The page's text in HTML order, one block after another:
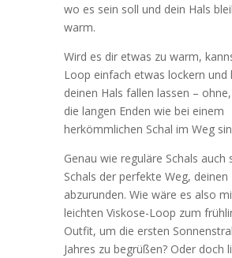
wo es sein soll und dein Hals
warm.
Wird es dir etwas zu warm,
Loop einfach etwas lockern und
deinen Hals fallen lassen –
die langen Enden wie bei einem
herkömmlichen Schal im Weg
Genau wie reguläre Schals auch
Schals der perfekte Weg,
abzurunden. Wie wäre es also
leichten Viskose-Loop zum
Outfit, um die ersten
Jahres zu begrüßen? Oder doch